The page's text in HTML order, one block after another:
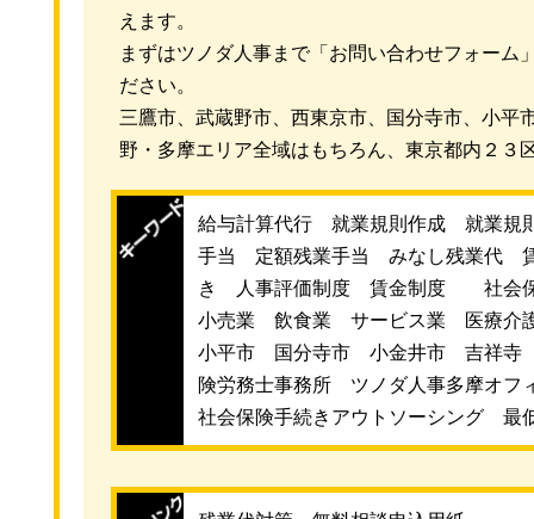
えます。
まずはツノダ人事まで「お問い合わせフォーム
ださい。
三鷹市、武蔵野市、西東京市、国分寺市、小平
野・多摩エリア全域はもちろん、東京都内２３
給与計算代行 就業規則作成 就業規
手当 定額残業手当 みなし残業代
き 人事評価制度 賃金制度 社会
小売業 飲食業 サービス業 医療
小平市 国分寺市 小金井市 吉祥寺
険労務士事務所 ツノダ人事多摩オ
社会保険手続きアウトソーシング 最